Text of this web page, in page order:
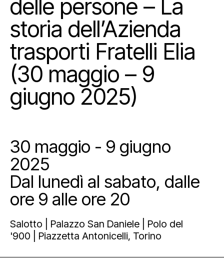
delle persone – La
storia dell’Azienda
trasporti Fratelli Elia
(30 maggio – 9
giugno 2025)
30 maggio - 9 giugno
2025
Dal lunedì al sabato, dalle
ore 9 alle ore 20
Salotto | Palazzo San Daniele | Polo del
'900 | Piazzetta Antonicelli, Torino